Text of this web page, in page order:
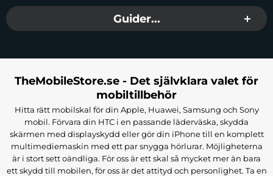
Guider...
TheMobileStore.se - Det självklara valet för
mobiltillbehör
Hitta rätt mobilskal för din Apple, Huawei, Samsung och Sony
mobil. Förvara din HTC i en passande läderväska, skydda
skärmen med displayskydd eller gör din iPhone till en komplett
multimediemaskin med ett par snygga hörlurar. Möjligheterna
är i stort sett oändliga. För oss är ett skal så mycket mer än bara
ett skydd till mobilen, för oss är det attityd och personlighet. Ta en